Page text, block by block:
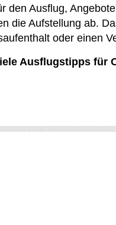
den Ausflug,
die Aufstellung ab.
oder einen
Ausflugstipps für